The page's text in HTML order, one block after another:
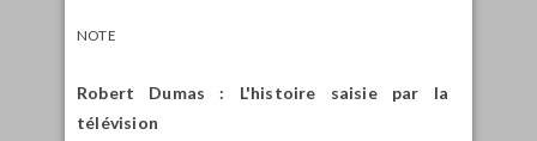
NOTE
Robert Dumas : L'histoire saisie par la
télévision